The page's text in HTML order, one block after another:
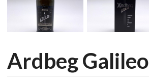
Ardbeg Galileo